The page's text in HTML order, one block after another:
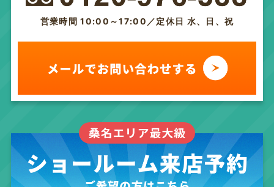
営業時間 10:00～17:00／定休日 水、日、祝